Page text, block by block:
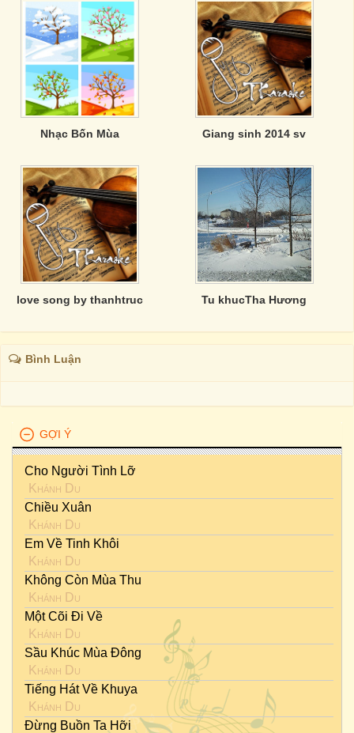
Nhạc Bốn Mùa Giang sinh 2014 sv
love song by thanhtruc Tu khucTha Hương
Bình Luận
GỢI Ý
Cho Người Tình Lỡ
Khánh Du
Chiều Xuân
Khánh Du
Em Về Tinh Khôi
Khánh Du
Không Còn Mùa Thu
Khánh Du
Một Cõi Đi Về
Khánh Du
Sầu Khúc Mùa Đông
Khánh Du
Tiếng Hát Về Khuya
Khánh Du
Đừng Buồn Ta Hỡi